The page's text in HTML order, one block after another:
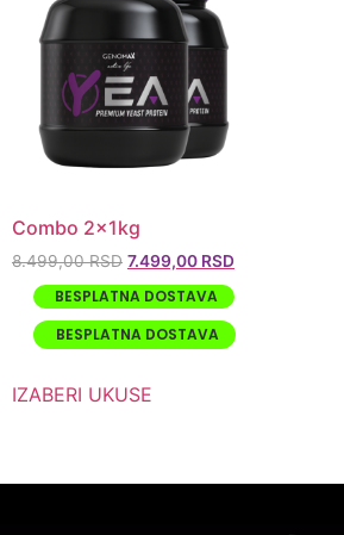
Combo 2x1kg
8.499,00RSD 7.499,00 RSD
BESPLATNA DOSTAVA
BESPLATNA DOSTAVA
IZABERI UKUSE